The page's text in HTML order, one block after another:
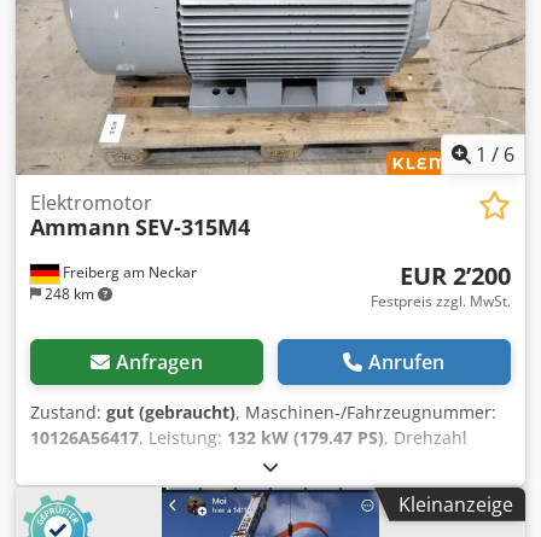
1 / 6
Freiberg am Neckar
248 km
Elektromotor
Ammann SEV-315M4
EUR 2’200
Festpreis zzgl. MwSt.
Anfragen Anrufen
Zustand: gut (gebraucht), Maschinen-/Fahrzeugnummer:
10126A56417, Leistung: 132 kW (179.47 PS), Drehzahl
, Eingangsspannung:
Eingangsstrom:228 A, Gesamtgewicht:1’020 kg,
Gesamtlänge:
1’200 mm, Gesamtbreite: 800 mm,
Kleinanzeige